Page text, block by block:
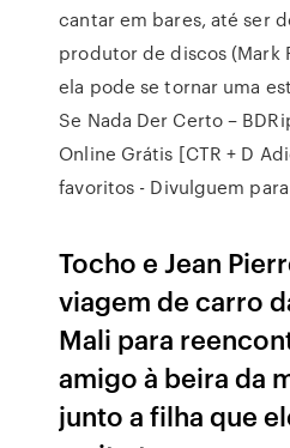
cantar em bares, até ser
produtor de discos (Mark
ela pode se tornar uma
Se Nada Der Certo –
Online Grátis [CTR + D
favoritos - Divulguem
Tocho e Jean
viagem de carro
Mali para
amigo à beira da
junto a filha que